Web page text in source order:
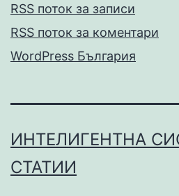
RSS поток за записи
RSS поток за коментари
WordPress България
ИНТЕЛИГЕНТНА
СТАТИИ